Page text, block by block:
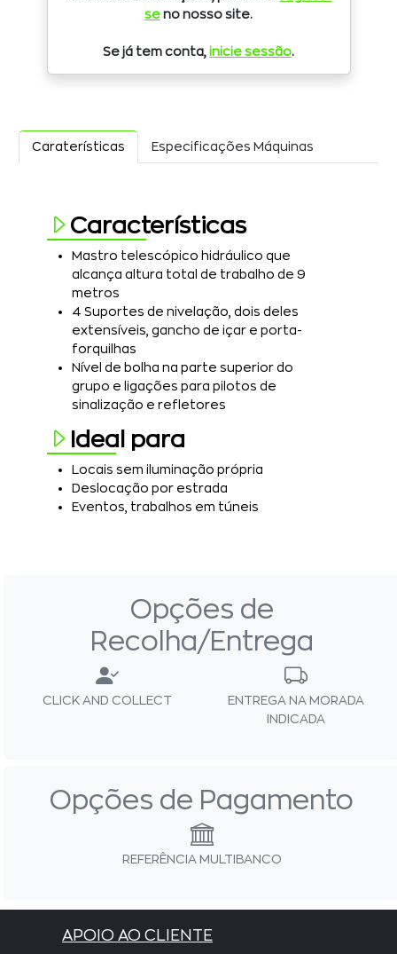
se no nosso site.
Se já tem conta, inicie sessão.
Caraterísticas Especificações Máquinas
Características
Mastro telescópico hidráulico que
alcança altura total de trabalho de 9
metros
4 Suportes de nivelação, dois deles
extensíveis, gancho de içar e porta-
forquilhas
Nível de bolha na parte superior do
grupo e ligações para pilotos de
sinalização e refletores
Ideal para
Locais sem iluminação própria
Deslocação por estrada
Eventos, trabalhos em túneis
Opções de
Recolha/Entrega
CLICK AND COLLECT
ENTREGA NA MORADA
INDICADA
Opções de Pagamento
REFERÊNCIA MULTIBANCO
APOIO AO CLIENTE